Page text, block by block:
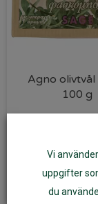
Agno olivtvål
100 g
Läs mer
Vi
uppgifter
du